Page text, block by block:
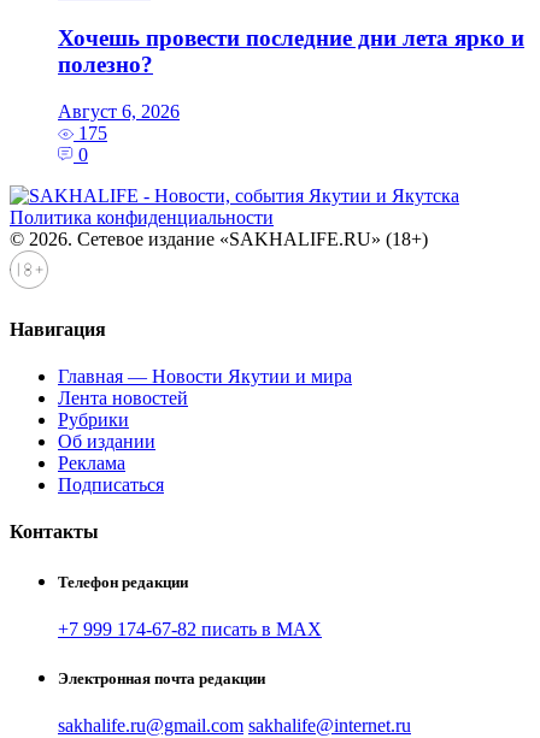
Хочешь провести последние дни лета ярко и
полезно?
Август 6, 2026
175
0
Политика конфиденциальности
© 2026. Сетевое издание «SAKHALIFE.RU» (18+)
Навигация
Главная — Новости Якутии и мира
Лента новостей
Рубрики
Об издании
Реклама
Подписаться
Контакты
Телефон редакции
+7 999 174-67-82 писать в MAX
Электронная почта редакции
sakhalife.ru@gmail.com sakhalife@internet.ru